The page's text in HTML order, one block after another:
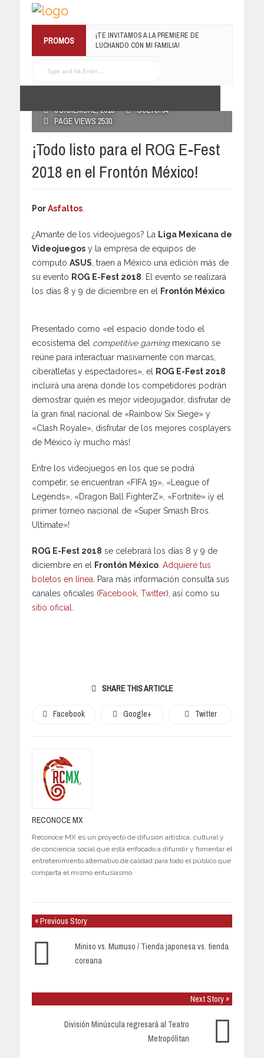
PROMOS
¡TE INVITAMOS A LA PREMIERE DE
LUCHANDO CON MI FAMILIA!
REGALA EL COMPILADO
#ELRECOMENDADOVOL4
5 DICIEMBRE, 2018
CULTURA
PAGE VIEWS 2530
¡Todo listo para el ROG E-Fest
2018 en el Frontón México!
PorAsfaltos
¿Amante de los videojuegos? La Liga Mexicana de
Videojuegos y la empresa de equipos de
cómputo ASUS , traen a México una edición más de
su evento ROG E-Fest 2018 . El evento se realizará
los días 8 y 9 de diciembre en el
Frontón México
Presentado como «el espacio donde todo el
ecosistema del competitive gamingmexicano se
reúne para interactuar masivamente con marcas,
ciberatletas y espectadores», el
ROG E-Fest 2018
incluirá una arena donde los competidores podrán
demostrar quién es mejor videojugador, disfrutar de
la gran final nacional de «Rainbow Six Siege» y
«Clash Royale», disfrutar de los mejores cosplayers
de México ¡y mucho más!
Entre los videojuegos en los que se podrá
competir, se encuentran «FIFA 19», «League of
Legends», «Dragon Ball FighterZ», «Fortnite» ¡y el
primer torneo nacional de «Super Smash Bros.
Ultimate»!
ROG E-Fest 2018 se celebrará los días 8 y 9 de
diciembre en el
Frontón México Adquiere tus
boletos en línea . Para más información consulta sus
canales oficiales (Facebook Twitter), así como su
sitio oficial
SHARE THIS ARTICLE
Facebook Google+ Twitter
RECONOCE MX
Reconoce MX es un proyecto de difusión artística, cultural y
de conciencia social que está enfocado a difundir y fomentar el
entretenimiento alternativo de calidad para todo el público que
comparta el mismo entusiasmo.
« Previous Story
Miniso vs. Mumuso / Tienda japonesa vs. tienda
coreana
Next Story »
División Minúscula regresará al Teatro
Metropólitan